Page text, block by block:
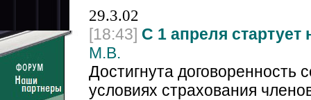
29.3.02
[18:43] С 1 апреля
М.В.
Достигнута
условиях страхования